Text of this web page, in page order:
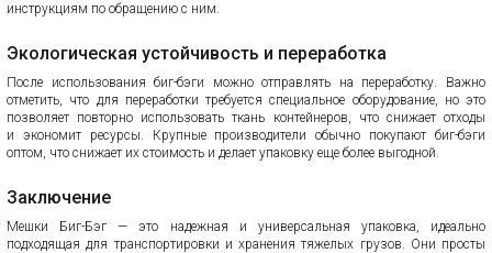
инструкциям по обращению с ним.
Экологическая устойчивость и переработка
После использования биг-бэги можно отправлять на переработку. Важно
отметить, что для переработки требуется специальное оборудование, но это
позволяет повторно использовать ткань контейнеров, что снижает отходы
и экономит ресурсы. Крупные производители обычно покупают биг-бэги
оптом, что снижает их стоимость и делает упаковку еще более выгодной.
Заключение
Мешки Биг-Бэг — это надежная и универсальная упаковка, идеально
подходящая для транспортировки и хранения тяжелых грузов. Они просты